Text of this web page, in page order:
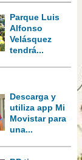
Parque Luis
Alfonso
Velásquez
tendrá...
Descarga y
utiliza app Mi
Movistar para
una...